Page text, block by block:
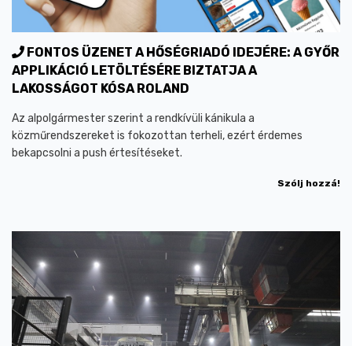
FONTOS ÜZENET A HŐSÉGRIADÓ IDEJÉRE: A GYŐR
APPLIKÁCIÓ LETÖLTÉSÉRE BIZTATJA A
LAKOSSÁGOT KÓSA ROLAND
Az alpolgármester szerint a rendkívüli kánikula a
közműrendszereket is fokozottan terheli, ezért érdemes
bekapcsolni a push értesítéseket.
Szólj hozzá!